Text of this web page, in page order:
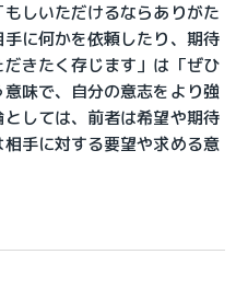
しいただけるならありがた
に何かを依頼したり、期待
きたく存じます」は「ぜひ
味で、自分の意志をより強
しては、前者は希望や期待
手に対する要望や求める意